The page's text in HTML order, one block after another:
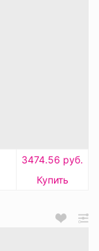
3474.56 руб.
Купить